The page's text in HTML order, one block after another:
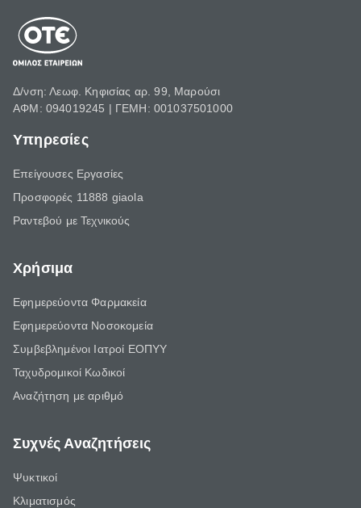
Δ/νση: Λεωφ. Κηφισίας αρ. 99, Μαρούσι
ΑΦΜ: 094019245 | ΓΕΜΗ: 001037501000
Υπηρεσίες
Επείγουσες Εργασίες
Προσφορές 11888 giaola
Ραντεβού με Τεχνικούς
Χρήσιμα
Εφημερεύοντα Φαρμακεία
Εφημερεύοντα Νοσοκομεία
Συμβεβλημένοι Ιατροί ΕΟΠΥΥ
Ταχυδρομικοί Κωδικοί
Αναζήτηση με αριθμό
Συχνές Αναζητήσεις
Ψυκτικοί
Κλιματισμός